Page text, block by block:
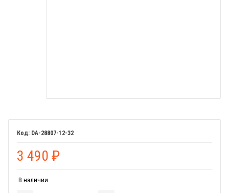
DA-28807-12-32
3 490 ₽
В наличии